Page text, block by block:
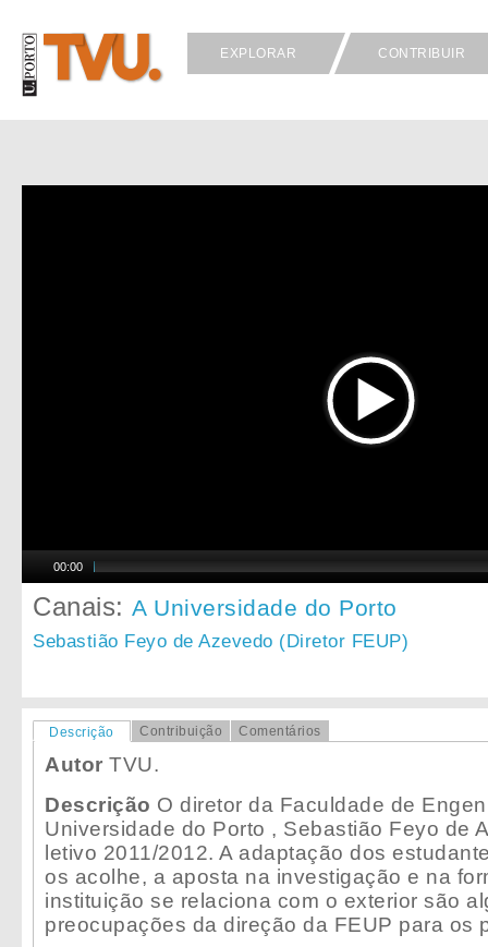
EXPLORAR CONTRIBUIR
00:00
Canais: A Universidade do Porto
Sebastião Feyo de Azevedo (Diretor FEUP)
Descrição Contribuição Comentários
Autor TVU.
Descrição O diretor da Faculdade de
Universidade do Porto , Sebastião Feyo de
letivo 2011/2012. A adaptação dos
os acolhe, a aposta na investigação e na
instituição se relaciona com o exterior são
preocupações da direção da FEUP para os